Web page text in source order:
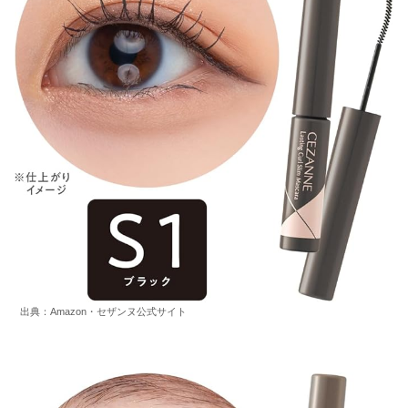
出典：Amazon・セザンヌ公式サイト